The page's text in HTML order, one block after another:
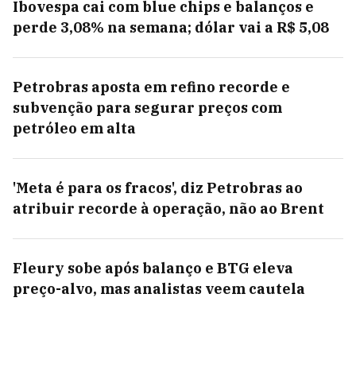
Ibovespa cai com blue chips e balanços e
perde 3,08% na semana; dólar vai a R$ 5,08
Petrobras aposta em refino recorde e
subvenção para segurar preços com
petróleo em alta
'Meta é para os fracos', diz Petrobras ao
atribuir recorde à operação, não ao Brent
Fleury sobe após balanço e BTG eleva
preço-alvo, mas analistas veem cautela